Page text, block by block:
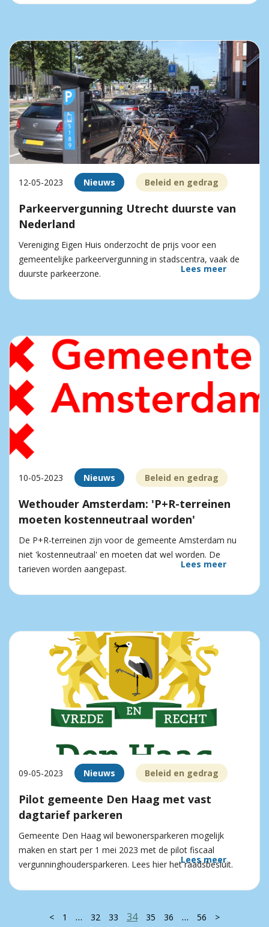
12-05-2023 Nieuws Beleid en gedrag
Parkeervergunning Utrecht duurste van
Nederland
Vereniging Eigen Huis onderzocht de prijs voor een
gemeentelijke parkeervergunning in stadscentra, vaak de
duurste parkeerzone.
Lees meer
10-05-2023 Nieuws Beleid en gedrag
Wethouder Amsterdam: 'P+R-terreinen
moeten kostenneutraal worden'
De P+R-terreinen zijn voor de gemeente Amsterdam nu
niet 'kostenneutraal' en moeten dat wel worden. De
tarieven worden aangepast.
Lees meer
09-05-2023 Nieuws Beleid en gedrag
Pilot gemeente Den Haag met vast
dagtarief parkeren
Gemeente Den Haag wil bewonersparkeren mogelijk
maken en start per 1 mei 2023 met de pilot fiscaal
vergunninghoudersparkeren. Lees hier het raadsbesluit.
Lees meer
< 1 … 32 33 34 35 36 … 56 >